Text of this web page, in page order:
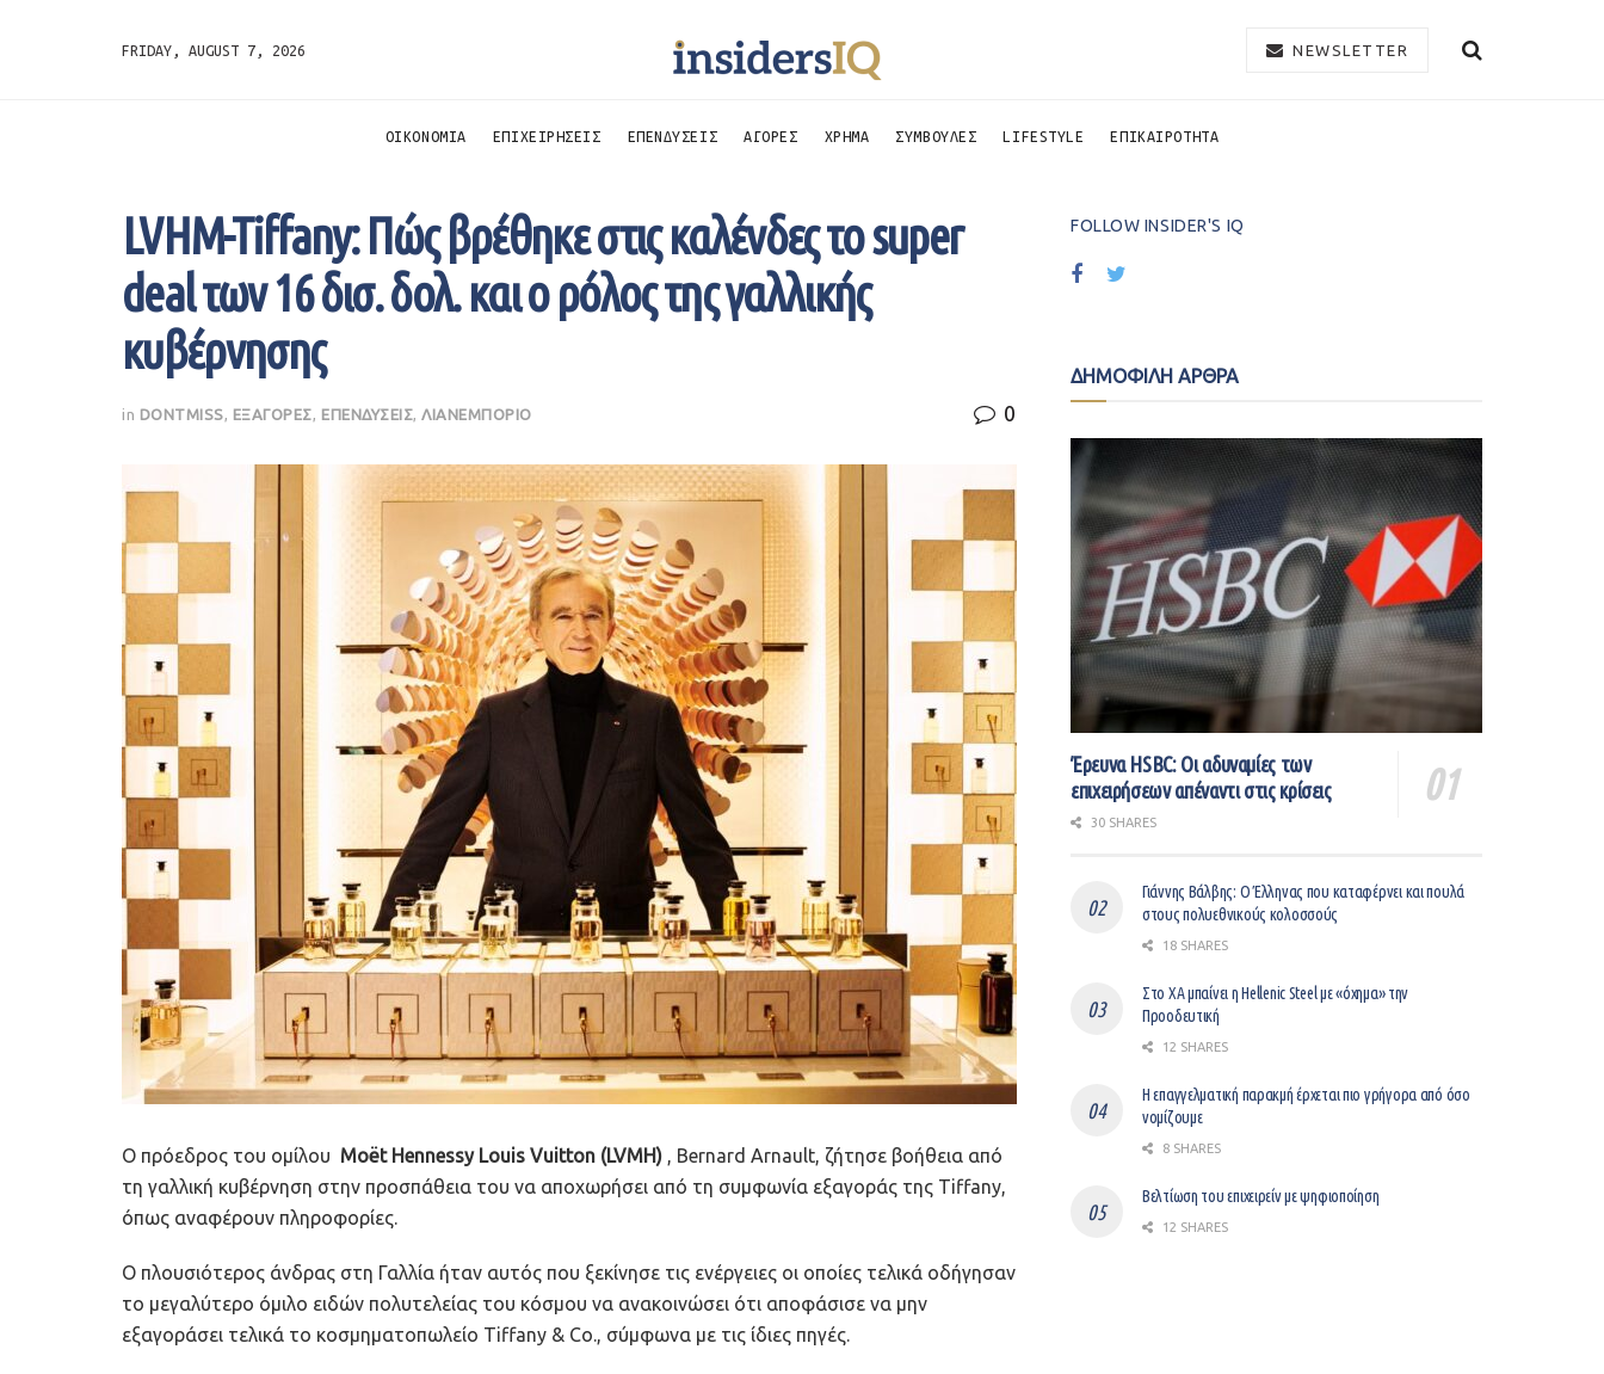
FRIDAY, AUGUST 7, 2026 NEWSLETTER
ΟΙΚΟΝΟΜΙΑ ΕΠΙΧΕΙΡΗΣΕΙΣ ΕΠΕΝΔΥΣΕΙΣ ΑΓΟΡΕΣ ΧΡΗΜΑ ΣΥΜΒΟΥΛΕΣ LIFESTYLE ΕΠΙΚΑΙΡΟΤΗΤΑ
LVHM-Tiffany: Πώς βρέθηκε στις καλένδες το super
deal των 16 δισ. δολ. και ο ρόλος της γαλλικής
κυβέρνησης
in DONTMISS ΕΞΑΓΟΡΕΣ ΕΠΕΝΔΥΣΕΙΣ ΛΙΑΝΕΜΠΟΡΙΟ 0
Ο πρόεδρος του ομίλου Moët Hennessy Louis Vuitton (LVMH) , Bernard Arnault, ζήτησε βοήθεια από
τη γαλλική κυβέρνηση στην προσπάθεια του να αποχωρήσει από τη συμφωνία εξαγοράς της Tiffany,
όπως αναφέρουν πληροφορίες.
Ο πλουσιότερος άνδρας στη Γαλλία ήταν αυτός που ξεκίνησε τις ενέργειες οι οποίες τελικά οδήγησαν
το μεγαλύτερο όμιλο ειδών πολυτελείας του κόσμου να ανακοινώσει ότι αποφάσισε να μην
εξαγοράσει τελικά το κοσμηματοπωλείο Tiffany & Co., σύμφωνα με τις ίδιες πηγές.
FOLLOW INSIDER'S IQ
ΔΗΜΟΦΙΛΗ ΑΡΘΡΑ
Έρευνα HSBC: Οι αδυναμίες των
επιχειρήσεων απέναντι στις κρίσεις
30 SHARES
Γιάννης Βάλβης: O Έλληνας που καταφέρνει και πουλά
στους πολυεθνικούς κολοσσούς
18 SHARES
Στο ΧΑ μπαίνει η Hellenic Steel με «όχημα» την
Προοδευτική
12 SHARES
Η επαγγελματική παρακμή έρχεται πιο γρήγορα από όσο
νομίζουμε
8 SHARES
Βελτίωση του επιχειρείν με ψηφιοποίηση
12 SHARES